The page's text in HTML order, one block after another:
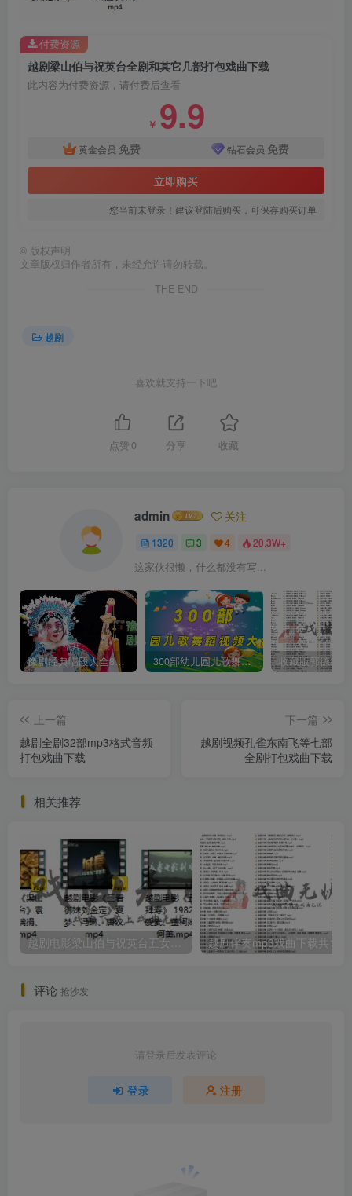
越剧梁山伯与祝英台全剧和其它几部打包戏曲下载
此内容为付费资源，请付费后查看
￥ 9.9
黄金会员 免费 钻石会员 免费
立即购买
您当前未登录！建议登陆后购买，可保存购买订单
付费资源
© 版权声明
文章版权归作者所有，未经允许请勿转载。
THE END
越剧
喜欢就支持一下吧
点赞 0 分享 收藏
admin 关注
1320 3 4 20.3W+
这家伙很懒，什么都没有写...
豫剧经典唱段大全850首mp3打包戏曲下载 300部幼儿园儿歌舞蹈视频大合集
上一篇
越剧全剧32部mp3格式音频
打包戏曲下载
下一篇
越剧视频孔雀东南飞等七部
全剧打包戏曲下载
相关推荐
越剧电影梁山伯与祝英台五女拜寿等五部打包戏曲下载
评论 抢沙发
请登录后发表评论
登录 注册